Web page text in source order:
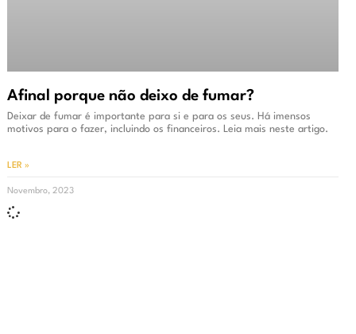
Afinal porque não deixo de fumar?
Deixar de fumar é importante para si e para os seus. Há imensos
motivos para o fazer, incluindo os financeiros. Leia mais neste artigo.
LER »
Novembro, 2023